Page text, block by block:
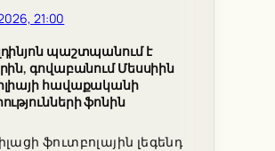
21:00
պաշտպանում է
գովաբանում Մեսսիին
հավաքականի
ֆոնին
ֆուտբոլային լեգենդ